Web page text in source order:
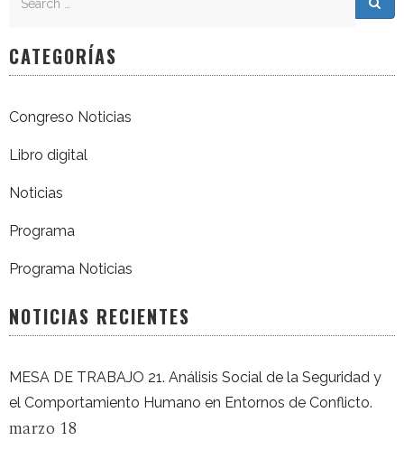
CATEGORÍAS
Congreso Noticias
Libro digital
Noticias
Programa
Programa Noticias
NOTICIAS RECIENTES
MESA DE TRABAJO 21. Análisis Social de la Seguridad y
el Comportamiento Humano en Entornos de Conflicto.
marzo 18